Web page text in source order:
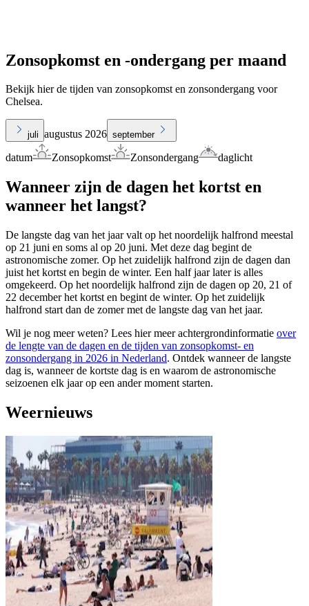
Zonsopkomst en -ondergang per maand
Bekijk hier de tijden van zonsopkomst en zonsondergang voor
Chelsea.
juli augustus 2026 september
datum Zonsopkomst Zonsondergang daglicht
Wanneer zijn de dagen het kortst en
wanneer het langst?
De langste dag van het jaar valt op het noordelijk halfrond meestal
op 21 juni en soms al op 20 juni. Met deze dag begint de
astronomische zomer. Op het zuidelijk halfrond zijn de dagen dan
juist het kortst en begin de winter. Een half jaar later is alles
omgekeerd. Op het noordelijk halfrond zijn de dagen op 20, 21 of
22 december het kortst en begint de winter. Op het zuidelijk
halfrond start dan de zomer met de langste dag van het jaar.
Wil je nog meer weten? Lees hier meer achtergrondinformatie over
de lengte van de dagen en de tijden van zonsopkomst- en
zonsondergang in 2026 in Nederland. Ontdek wanneer de langste
dag is, wanneer de kortste dag is en waarom de astronomische
seizoenen elk jaar op een ander moment starten.
Weernieuws